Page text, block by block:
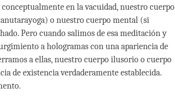
en la vacuidad, nuestro cuerpo
o nuestro cuerpo mental (si
Pero cuando salimos de esa meditación y
a hologramas con una apariencia de
a ellas, nuestro cuerpo ilusorio o cuerpo
de existencia verdaderamente establecida.